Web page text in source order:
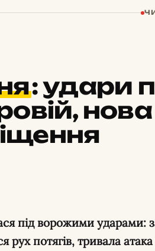
:удари
нова
рух потягів, тривала